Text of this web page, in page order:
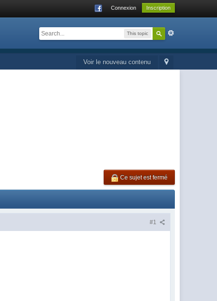
Connexion Inscription
This topic
Voir le nouveau contenu
Ce sujet est fermé
#1